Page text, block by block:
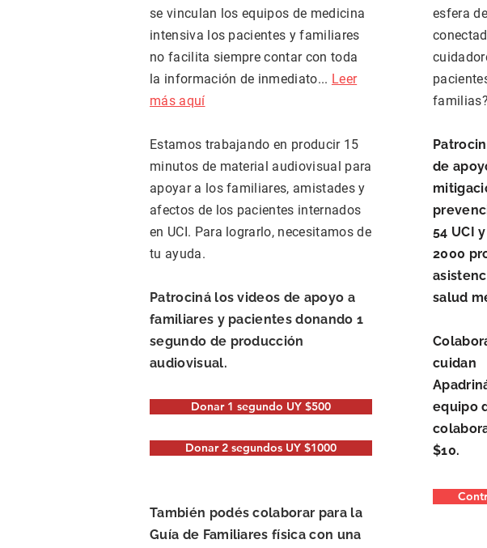
se vinculan los equipos de medicina
intensiva los pacientes y familiares
no facilita siempre contar con toda
la información de inmediato... Leer
más aquí
Estamos trabajando en producir 15
minutos de material audiovisual para
apoyar a los familiares, amistades y
afectos de los pacientes internados
en UCI. Para lograrlo, necesitamos de
tu ayuda.
Patrociná los videos de apoyo a
familiares y pacientes donando 1
segundo de producción
audiovisual.
Donar 1 segundo UY $500
Donar 2 segundos UY $1000
También podés colaborar para la
Guía de Familiares física con una
esfera
familias?
de
54 UCI
2000
salud
cuidan
equipo
$10.